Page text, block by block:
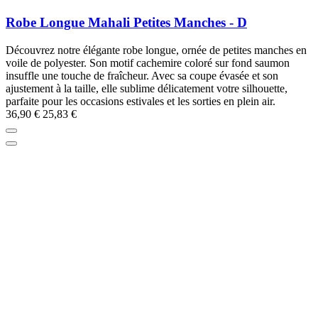
Robe Longue Mahali Petites Manches - D
Découvrez notre élégante robe longue, ornée de petites manches en
voile de polyester. Son motif cachemire coloré sur fond saumon
insuffle une touche de fraîcheur. Avec sa coupe évasée et son
ajustement à la taille, elle sublime délicatement votre silhouette,
parfaite pour les occasions estivales et les sorties en plein air.
36,90 € 25,83 €